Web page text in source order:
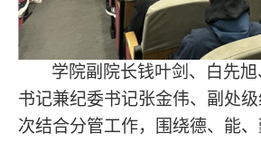
学院副院长钱叶剑、 白先
书记兼纪委书记张金伟、副处
次结合分管工作，围绕德、能